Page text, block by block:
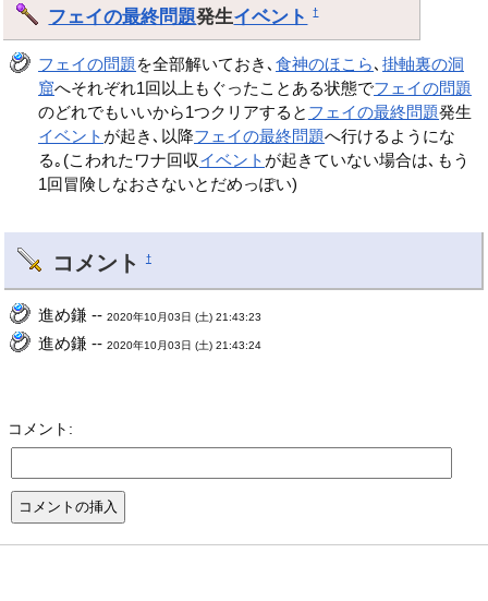
フェイの最終問題発生イベント †
フェイの問題 を全部解いておき､食神のほこら､掛軸裏の洞
窟へそれぞれ1回以上もぐったことある状態でフェイの問題
のどれでもいいから1つクリアすると フェイの最終問題発生
イベント が起き､以降フェイの最終問題へ行けるようにな
る｡(こわれたワナ回収イベント が起きていない場合は､もう
1回冒険しなおさないとだめっぽい)
コメント †
進め鎌 --2020年10月03日 (土) 21:43:23
進め鎌 --2020年10月03日 (土) 21:43:24
コメント: